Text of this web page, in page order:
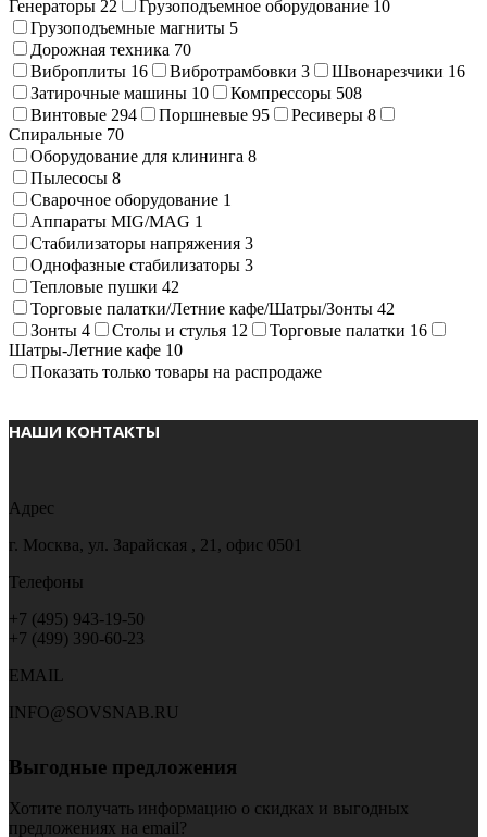
Генераторы 22 Грузоподъемное оборудование 10
Грузоподъемные магниты 5
Дорожная техника 70
Виброплиты 16 Вибротрамбовки 3 Швонарезчики 16
Затирочные машины 10 Компрессоры 508
Винтовые 294 Поршневые 95 Ресиверы 8
Спиральные 70
Оборудование для клининга 8
Пылесосы 8
Сварочное оборудование 1
Аппараты MIG/MAG 1
Стабилизаторы напряжения 3
Однофазные стабилизаторы 3
Тепловые пушки 42
Торговые палатки/Летние кафе/Шатры/Зонты 42
Зонты 4 Столы и стулья 12 Торговые палатки 16
Шатры-Летние кафе 10
Показать только товары на распродаже
НАШИ КОНТАКТЫ
Адрес
г. Москва, ул. Зарайская , 21, офис 0501
Телефоны
+7 (495) 943-19-50
+7 (499) 390-60-23
EMAIL
INFO@SOVSNAB.RU
Выгодные предложения
Хотите получать информацию о скидках и выгодных
предложениях на email?